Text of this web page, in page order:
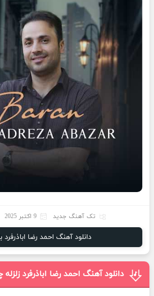
تک آهنگ جدید 9 اکتبر 2025
دانلود آهنگ احمد رضا اباذرفرد
دانلود آهنگ احمد رضا اباذرفرد